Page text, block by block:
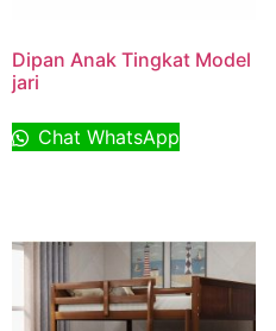
Dipan Anak Tingkat Model
jari
Chat WhatsApp